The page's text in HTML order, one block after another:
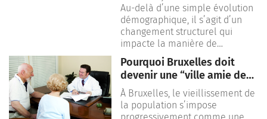
L’augmentation du nombre de
personnes âgées transforme
progressivement les besoins
urbains et sociaux, imposant
une adaptation profonde des
infrastructures, des services et
des politiques publiques.
Inspirée par les
recommandations de
l’Organisation mondiale de la
Au-delà d’une simple évolution
démographique, il s’agit d’un
changement structurel qui
impacte la manière de
concevoir la ville, de penser la
solidarité et d’organiser le
quotidien.
Pourquoi Bruxelles doit
devenir une “ville amie des
seniors”
À Bruxelles, le vieillissement de
la population s’impose